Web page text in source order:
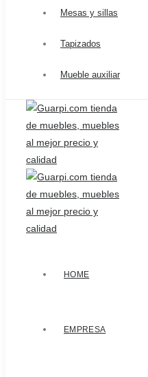
Mesas y sillas
Tapizados
Mueble auxiliar
HOME
EMPRESA